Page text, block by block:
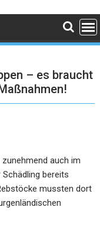
– es braucht
auch im
bereits
mussten dort